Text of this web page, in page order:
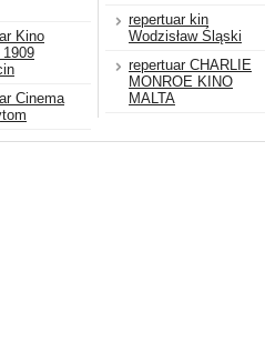
Kino
1909
Cinema
repertuar kin
Wodzisław Śląski
repertuar CHARLIE
MONROE KINO
MALTA